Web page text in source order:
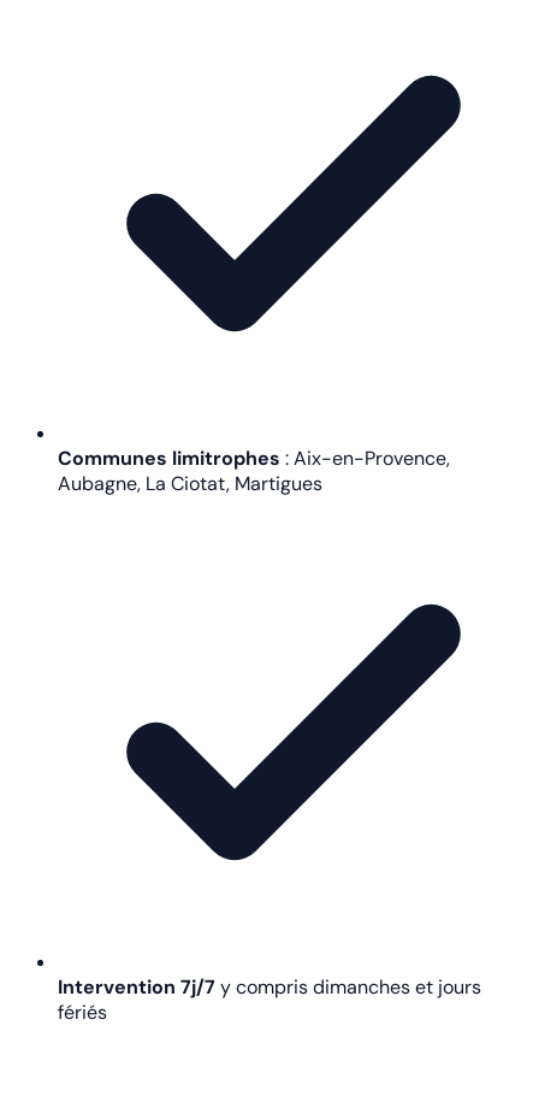
Communes limitrophes : Aix-en-Provence,
Aubagne, La Ciotat, Martigues
Intervention 7j/7y compris dimanches et jours
fériés